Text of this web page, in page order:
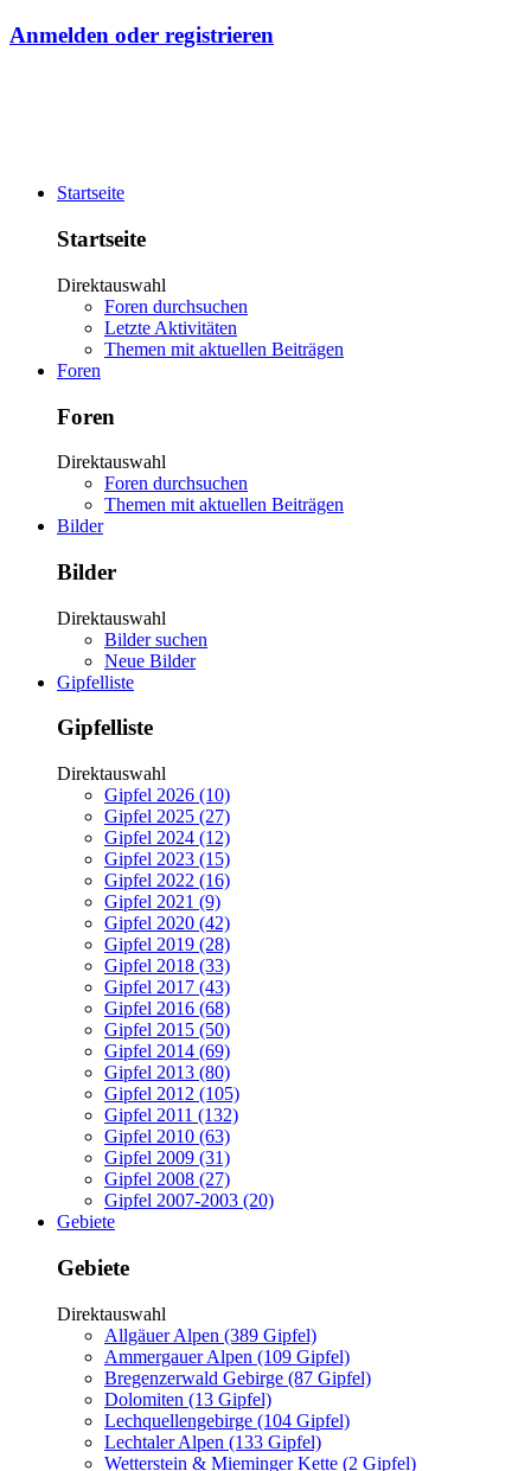
Anmelden oder registrieren
Startseite
Startseite
Direktauswahl
Foren durchsuchen
Letzte Aktivitäten
Themen mit aktuellen Beiträgen
Foren
Foren
Direktauswahl
Foren durchsuchen
Themen mit aktuellen Beiträgen
Bilder
Bilder
Direktauswahl
Bilder suchen
Neue Bilder
Gipfelliste
Gipfelliste
Direktauswahl
Gipfel 2026 (10)
Gipfel 2025 (27)
Gipfel 2024 (12)
Gipfel 2023 (15)
Gipfel 2022 (16)
Gipfel 2021 (9)
Gipfel 2020 (42)
Gipfel 2019 (28)
Gipfel 2018 (33)
Gipfel 2017 (43)
Gipfel 2016 (68)
Gipfel 2015 (50)
Gipfel 2014 (69)
Gipfel 2013 (80)
Gipfel 2012 (105)
Gipfel 2011 (132)
Gipfel 2010 (63)
Gipfel 2009 (31)
Gipfel 2008 (27)
Gipfel 2007-2003 (20)
Gebiete
Gebiete
Direktauswahl
Allgäuer Alpen (389 Gipfel)
Ammergauer Alpen (109 Gipfel)
Bregenzerwald Gebirge (87 Gipfel)
Dolomiten (13 Gipfel)
Lechquellengebirge (104 Gipfel)
Lechtaler Alpen (133 Gipfel)
Wetterstein & Mieminger Kette (2 Gipfel)